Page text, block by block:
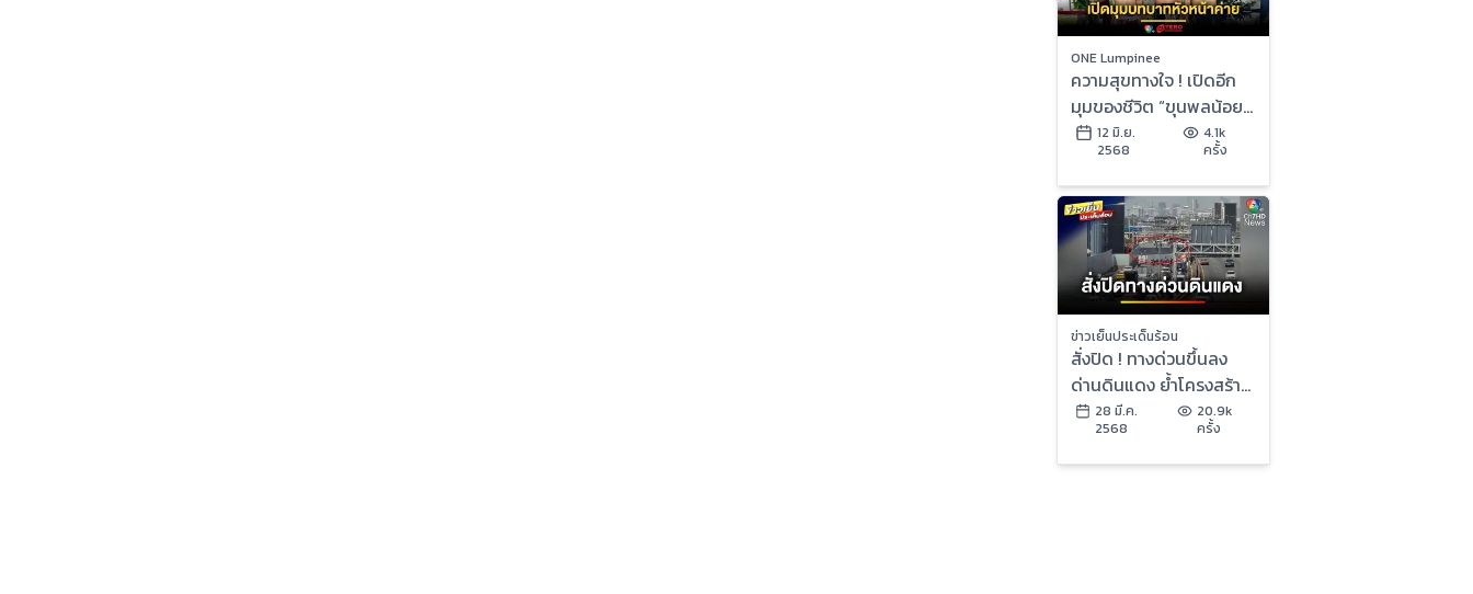
ONE Lumpinee
ความสุขทางใจ ! เปิดอีก
มุมของชีวิต “ขุนพลน้อย”
กับบทบาทหัวหน้าค่าย
ส.เสกสรร
12 มิ.ย.
2568
4.1k
ครั้ง
ข่าวเย็นประเด็นร้อน
สั่งปิด ! ทางด่วนขึ้นลง
ด่านดินแดง ย้ำโครงสร้าง
ไม่ได้รับผลกระทบ | ข่าว
เย็นประเด็นร้อน
28 มี.ค.
2568
20.9k
ครั้ง